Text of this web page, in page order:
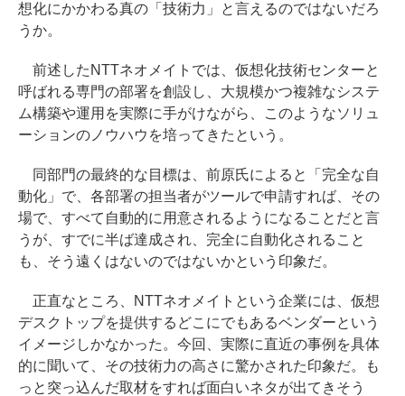
想化にかかわる真の「技術力」と言えるのではないだろ
うか。
前述したNTTネオメイトでは、仮想化技術センターと
呼ばれる専門の部署を創設し、大規模かつ複雑なシステ
ム構築や運用を実際に手がけながら、このようなソリュ
ーションのノウハウを培ってきたという。
同部門の最終的な目標は、前原氏によると「完全な自
動化」で、各部署の担当者がツールで申請すれば、その
場で、すべて自動的に用意されるようになることだと言
うが、すでに半ば達成され、完全に自動化されること
も、そう遠くはないのではないかという印象だ。
正直なところ、NTTネオメイトという企業には、仮想
デスクトップを提供するどこにでもあるベンダーという
イメージしかなかった。今回、実際に直近の事例を具体
的に聞いて、その技術力の高さに驚かされた印象だ。も
っと突っ込んだ取材をすれば面白いネタが出てきそう